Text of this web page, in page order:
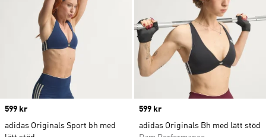
Price
599 kr
adidas Originals Sport bh med
Price
599 kr
adidas Originals Bh med lätt stöd